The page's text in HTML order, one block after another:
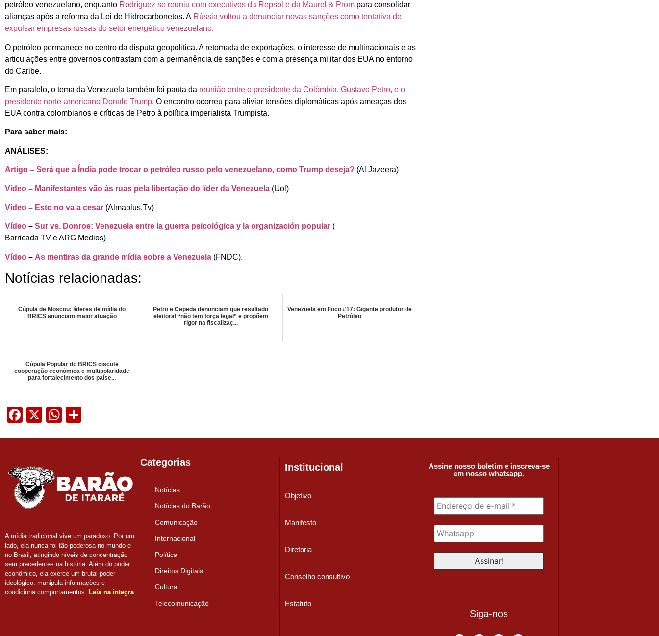
petróleo venezuelano, enquanto Rodríguez se reuniu com executivos da Repsol e da Maurel & Prom para consolidar
alianças após a reforma da Lei de Hidrocarbonetos. A Rússia voltou a denunciar novas sanções como tentativa de
expulsar empresas russas do setor energético venezuelano.
O petróleo permanece no centro da disputa geopolítica. A retomada de exportações, o interesse de multinacionais e as
articulações entre governos contrastam com a permanência de sanções e com a presença militar dos EUA no entorno
do Caribe.
Em paralelo, o tema da Venezuela também foi pauta da reunião entre o presidente da Colômbia, Gustavo Petro, e o
presidente norte-americano Donald Trump. O encontro ocorreu para aliviar tensões diplomáticas após ameaças dos
EUA contra colombianos e críticas de Petro à política imperialista Trumpista.
Para saber mais:
ANÁLISES:
Artigo – Será que a Índia pode trocar o petróleo russo pelo venezuelano, como Trump deseja? (Al Jazeera)
Vídeo – Manifestantes vão às ruas pela libertação do líder da Venezuela (Uol)
Vídeo – Esto no va a cesar (Almaplus.Tv)
Vídeo – Sur vs. Donroe: Venezuela entre la guerra psicológica y la organización popular (
Barricada TV e ARG Medios)
Vídeo – As mentiras da grande mídia sobre a Venezuela (FNDC).
Notícias relacionadas:
Cúpula de Moscou: líderes de mídia do
BRICS anunciam maior atuação
Petro e Cepeda denunciam que resultado
eleitoral “não tem força legal” e propõem
rigor na fiscalizaç...
Venezuela em Foco #17: Gigante produtor de
Petróleo
Cúpula Popular do BRICS discute
cooperação econômica e multipolaridade
para fortalecimento dos paíse...
Facebook
X WhatsApp
A mídia tradicional vive um paradoxo. Por um
lado, ela nunca foi tão poderosa no mundo e
no Brasil, atingindo níveis de concentração
sem precedentes na história. Além do poder
econômico, ela exerce um brutal poder
ideológico: manipula informações e
condiciona comportamentos. Leia na íntegra
Categorias
Notícias
Notícias do Barão
Comunicação
Internacional
Política
Direitos Digitais
Cultura
Telecomunicação
Institucional
Objetivo
Manifesto
Diretoria
Conselho consultivo
Estatuto
Assine nosso boletim e inscreva-se
em nosso whatsapp.
Siga-nos